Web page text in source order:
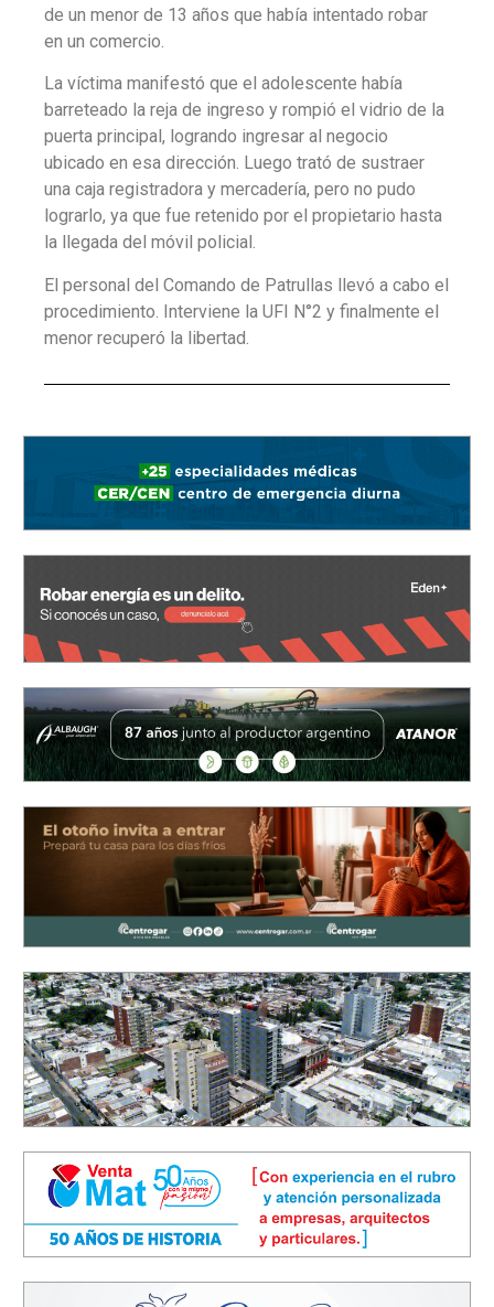
de un menor de 13 años que había intentado robar
en un comercio.
La víctima manifestó que el adolescente había
barreteado la reja de ingreso y rompió el vidrio de la
puerta principal, logrando ingresar al negocio
ubicado en esa dirección. Luego trató de sustraer
una caja registradora y mercadería, pero no pudo
lograrlo, ya que fue retenido por el propietario hasta
la llegada del móvil policial.
El personal del Comando de Patrullas llevó a cabo el
procedimiento. Interviene la UFI N°2 y finalmente el
menor recuperó la libertad.